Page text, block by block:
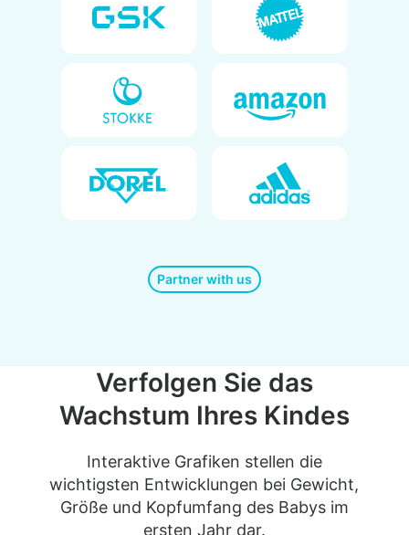
Partner with us
Verfolgen Sie das
Wachstum Ihres Kindes
Interaktive Grafiken stellen die
wichtigsten Entwicklungen bei Gewicht,
Größe und Kopfumfang des Babys im
ersten Jahr dar.